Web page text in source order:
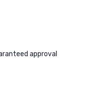
approval